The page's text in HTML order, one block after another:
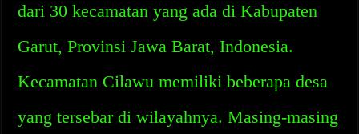
dari 30 kecamatan yang ada di Kabupaten
Garut, Provinsi Jawa Barat, Indonesia.
Kecamatan Cilawu memiliki beberapa desa
yang tersebar di wilayahnya. Masing-masing